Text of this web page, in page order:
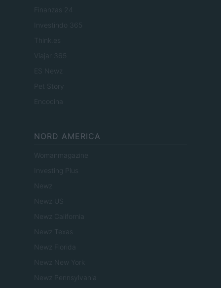
Finanzas 24
Investindo 365
Think.es
Viajar 365
ES Newz
Pet Story
Encocina
NORD AMERICA
Womanmagazine
Investing Plus
Newz
Newz US
Newz California
Newz Texas
Newz Florida
Newz New York
Newz Pennsylvania